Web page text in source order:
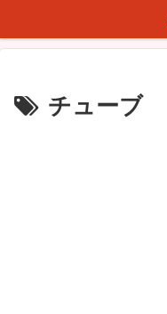
チューブ